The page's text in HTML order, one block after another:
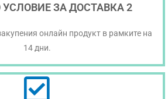
ЗА ДОСТАВКА 2
онлайн продукт в рамките на
14 дни.